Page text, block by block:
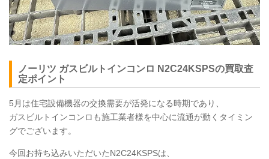
ノーリツ ガスビルトインコンロ N2C24KSPSの買取査
定ポイント
5月は住宅設備機器の交換需要が活発になる時期であり、
ガスビルトインコンロも施工業者様を中心に流通が動くタイミン
グでございます。
今回お持ち込みいただいたN2C24KSPSは、